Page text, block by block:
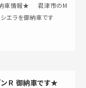
★ 君津市のM
エラを御納車です
Ｒ 御納車です★